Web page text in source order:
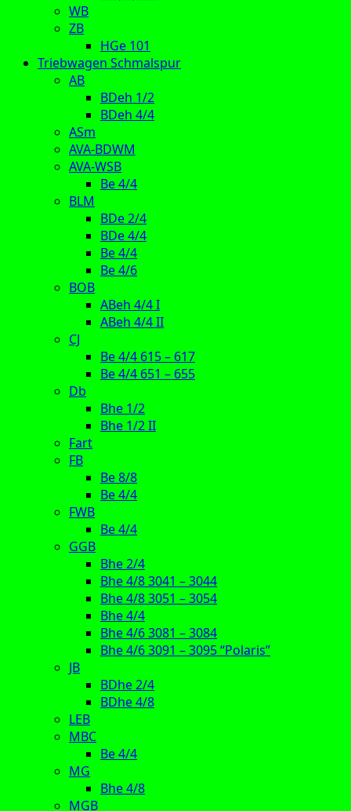
WB
ZB
HGe 101
Triebwagen Schmalspur
AB
BDeh 1/2
BDeh 4/4
ASm
AVA-BDWM
AVA-WSB
Be 4/4
BLM
BDe 2/4
BDe 4/4
Be 4/4
Be 4/6
BOB
ABeh 4/4 I
ABeh 4/4 II
CJ
Be 4/4 615 – 617
Be 4/4 651 – 655
Db
Bhe 1/2
Bhe 1/2 II
Fart
FB
Be 8/8
Be 4/4
FWB
Be 4/4
GGB
Bhe 2/4
Bhe 4/8 3041 – 3044
Bhe 4/8 3051 – 3054
Bhe 4/4
Bhe 4/6 3081 – 3084
Bhe 4/6 3091 – 3095 “Polaris”
JB
BDhe 2/4
BDhe 4/8
LEB
MBC
Be 4/4
MG
Bhe 4/8
MGB